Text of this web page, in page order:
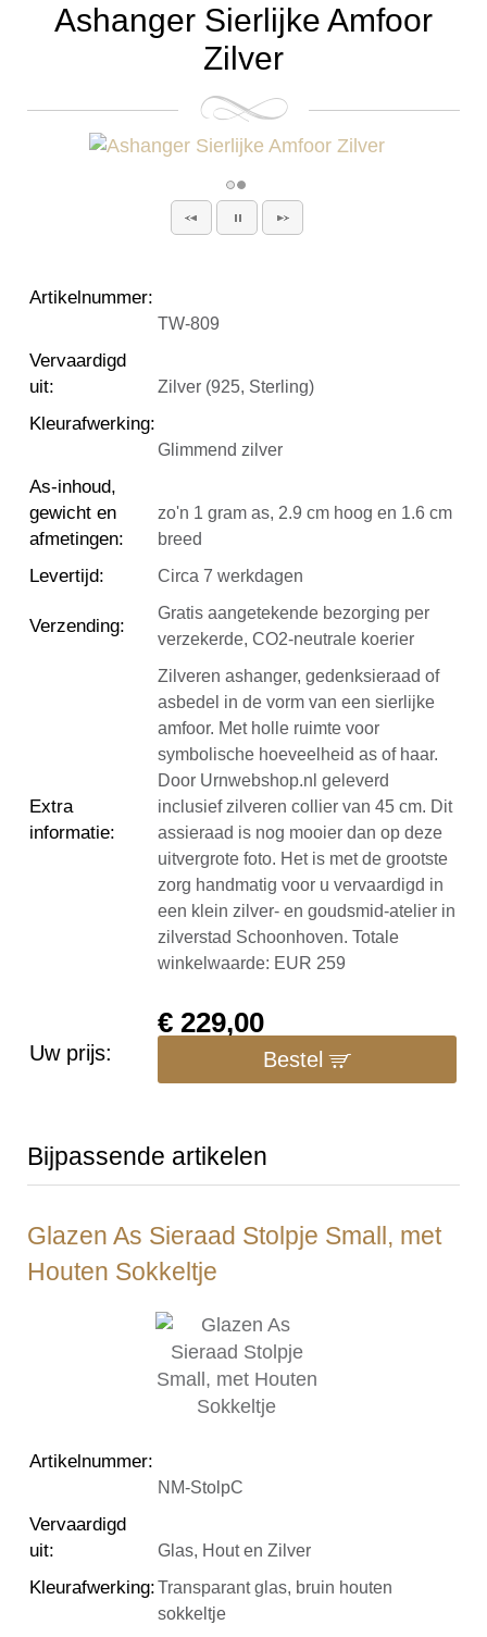
Ashanger Sierlijke Amfoor
Zilver
Artikelnummer:
TW-809
Vervaardigd
uit: Zilver (925, Sterling)
Kleurafwerking:
Glimmend zilver
As-inhoud,
gewicht en
afmetingen:
zo'n 1 gram as, 2.9 cm hoog en 1.6 cm
breed
Levertijd: Circa 7 werkdagen
Verzending:
Gratis aangetekende bezorging per
verzekerde, CO2-neutrale koerier
Extra
informatie:
Zilveren ashanger, gedenksieraad of
asbedel in de vorm van een sierlijke
amfoor. Met holle ruimte voor
symbolische hoeveelheid as of haar.
Door Urnwebshop.nl geleverd
inclusief zilveren collier van 45 cm. Dit
assieraad is nog mooier dan op deze
uitvergrote foto. Het is met de grootste
zorg handmatig voor u vervaardigd in
een klein zilver- en goudsmid-atelier in
zilverstad Schoonhoven. Totale
winkelwaarde: EUR 259
Uw prijs:
€229,00
Bestel
Bijpassende artikelen
Glazen As Sieraad Stolpje Small, met
Houten Sokkeltje
Artikelnummer:
NM-StolpC
Vervaardigd
uit: Glas, Hout en Zilver
Kleurafwerking:Transparant glas, bruin houten
sokkeltje